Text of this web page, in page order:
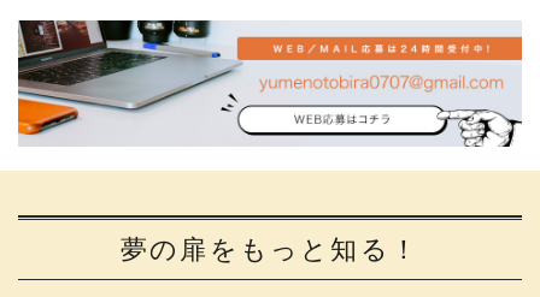
夢の扉をもっと知る！